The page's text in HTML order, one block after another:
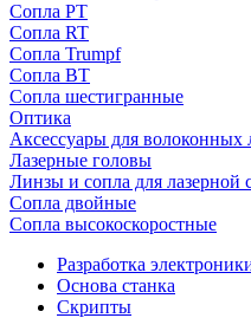
Сопла PT
Сопла RT
Сопла Trumpf
Сопла BT
Сопла шестигранные
Оптика
Аксессуары для волоконных
Лазерные головы
Линзы и сопла для лазерной
Сопла двойные
Сопла высокоскоростные
Разработка
Основа станка
Скрипты